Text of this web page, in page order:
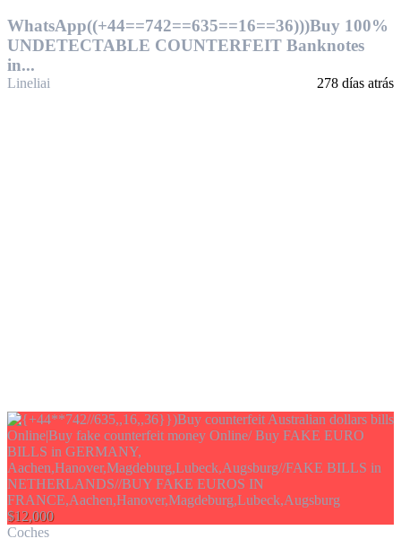
WhatsApp((+44==742==635==16==36)))Buy 100%
UNDETECTABLE COUNTERFEIT Banknotes
in...
Lineliai 278 días atrás
$12,000
Coches